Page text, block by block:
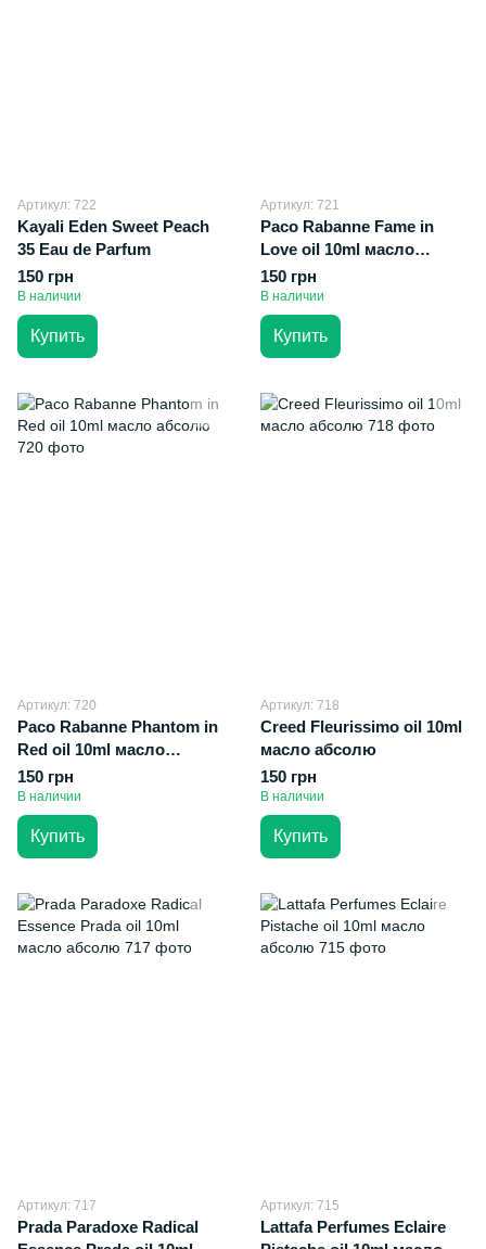
Артикул: 722
Kayali Eden Sweet Peach
35 Eau de Parfum
150 грн
В наличии
Купить
Артикул: 721
Paco Rabanne Fame in
Love oil 10ml масло
абсолю
150 грн
В наличии
Купить
Артикул: 720
Paco Rabanne Phantom in
Red oil 10ml масло
абсолю
150 грн
В наличии
Купить
Артикул: 718
Creed Fleurissimo oil 10ml
масло абсолю
150 грн
В наличии
Купить
Артикул: 717
Prada Paradoxe Radical
Артикул: 715
Lattafa Perfumes Eclaire